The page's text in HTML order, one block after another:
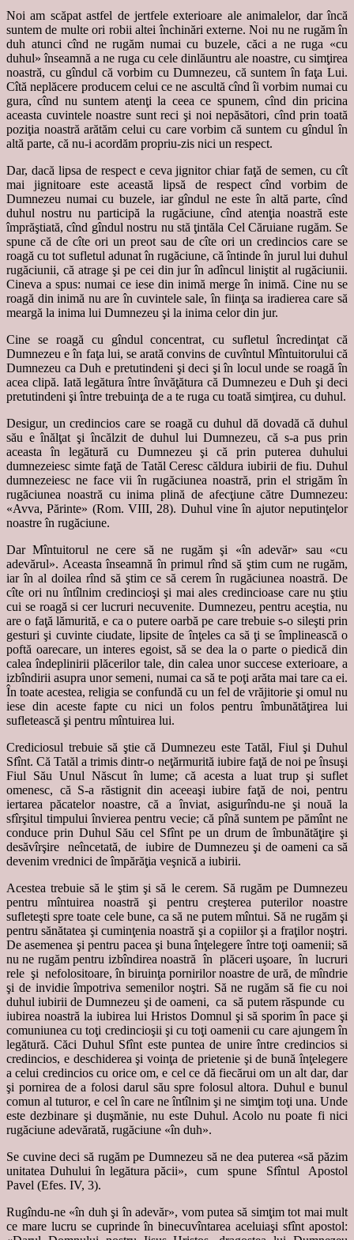
Noi am scăpat astfel de jertfele exterioare ale animalelor, dar încă
suntem de multe ori robii altei închinări externe. Noi nu ne rugăm în
duh atunci cînd ne rugăm numai cu buzele, căci a ne ruga «cu
duhul» înseamnă a ne ruga cu cele dinlăuntru ale noastre, cu simţirea
noastră, cu gîndul că vorbim cu Dumnezeu, că suntem în faţa Lui.
Cîtă neplăcere producem celui ce ne ascultă cînd îi vorbim numai cu
gura, cînd nu suntem atenţi la ceea ce spunem, cînd din pricina
aceasta cuvintele noastre sunt reci şi noi nepăsători, cînd prin toată
poziţia noastră arătăm celui cu care vorbim că suntem cu gîndul în
altă parte, că nu-i acordăm propriu-zis nici un respect.
Dar, dacă lipsa de respect e ceva jignitor chiar faţă de semen, cu cît
mai jignitoare este această lipsă de respect cînd vorbim de
Dumnezeu numai cu buzele, iar gîndul ne este în altă parte, cînd
duhul nostru nu participă la rugăciune, cînd atenţia noastră este
împrăştiată, cînd gîndul nostru nu stă ţintăla Cel Căruiane rugăm. Se
spune că de cîte ori un preot sau de cîte ori un credincios care se
roagă cu tot sufletul adunat în rugăciune, că întinde în jurul lui duhul
rugăciunii, că atrage şi pe cei din jur în adîncul liniştit al rugăciunii.
Cineva a spus: numai ce iese din inimă merge în inimă. Cine nu se
roagă din inimă nu are în cuvintele sale, în fiinţa sa iradierea care să
meargă la inima lui Dumnezeu şi la inima celor din jur.
Cine se roagă cu gîndul concentrat, cu sufletul încredinţat că
Dumnezeu e în faţa lui, se arată convins de cuvîntul Mîntuitorului că
Dumnezeu ca Duh e pretutindeni şi deci şi în locul unde se roagă în
acea clipă. Iată legătura între învăţătura că Dumnezeu e Duh şi deci
pretutindeni şi între trebuinţa de a te ruga cu toată simţirea, cu duhul.
Desigur, un credincios care se roagă cu duhul dă dovadă că duhul
său e înălţat şi încălzit de duhul lui Dumnezeu, că s-a pus prin
aceasta în legătură cu Dumnezeu şi că prin puterea duhului
dumnezeiesc simte faţă de Tatăl Ceresc căldura iubirii de fiu. Duhul
dumnezeiesc ne face vii în rugăciunea noastră, prin el strigăm în
rugăciunea noastră cu inima plină de afecţiune către Dumnezeu:
«Avva, Părinte» (Rom. VIII, 28). Duhul vine în ajutor neputinţelor
noastre în rugăciune.
Dar Mîntuitorul ne cere să ne rugăm şi «în adevăr» sau «cu
adevărul». Aceasta înseamnă în primul rînd să ştim cum ne rugăm,
iar în al doilea rînd să ştim ce să cerem în rugăciunea noastră. De
cîte ori nu întîlnim credincioşi şi mai ales credincioase care nu ştiu
cui se roagă si cer lucruri necuvenite. Dumnezeu, pentru aceştia, nu
are o faţă lămurită, e ca o putere oarbă pe care trebuie s-o sileşti prin
gesturi şi cuvinte ciudate, lipsite de înţeles ca să ţi se împlinească o
poftă oarecare, un interes egoist, să se dea la o parte o piedică din
calea îndeplinirii plăcerilor tale, din calea unor succese exterioare, a
izbîndirii asupra unor semeni, numai ca să te poţi arăta mai tare ca ei.
În toate acestea, religia se confundă cu un fel de vrăjitorie şi omul nu
iese din aceste fapte cu nici un folos pentru îmbunătăţirea lui
sufletească şi pentru mîntuirea lui.
Crediciosul trebuie să ştie că Dumnezeu este Tatăl, Fiul şi Duhul
Sfînt. Că Tatăl a trimis dintr-o neţărmurită iubire faţă de noi pe însuşi
Fiul Său Unul Născut în lume; că acesta a luat trup şi suflet
omenesc, că S-a răstignit din aceeaşi iubire faţă de noi, pentru
iertarea păcatelor noastre, că a înviat, asigurîndu-ne şi nouă la
sfîrşitul timpului învierea pentru vecie; că pînă suntem pe pămînt ne
conduce prin Duhul Său cel Sfînt pe un drum de îmbunătăţire şi
desăvîrşire neîncetată, de iubire de Dumnezeu şi de oameni ca să
devenim vrednici de împărăţia veşnică a iubirii.
Acestea trebuie să le ştim şi să le cerem. Să rugăm pe Dumnezeu
pentru mîntuirea noastră şi pentru creşterea puterilor noastre
sufleteşti spre toate cele bune, ca să ne putem mîntui. Să ne rugăm şi
pentru sănătatea şi cuminţenia noastră şi a copiilor şi a fraţilor noştri.
De asemenea şi pentru pacea şi buna înţelegere între toţi oamenii; să
nu ne rugăm pentru izbîndirea noastră în plăceri uşoare, în lucruri
rele şi nefolositoare, în biruinţa pornirilor noastre de ură, de mîndrie
şi de invidie împotriva semenilor noştri. Să ne rugăm să fie cu noi
duhul iubirii de Dumnezeu şi de oameni, ca să putem răspunde cu
iubirea noastră la iubirea lui Hristos Domnul şi să sporim în pace şi
comuniunea cu toţi credincioşii şi cu toţi oamenii cu care ajungem în
legătură. Căci Duhul Sfînt este puntea de unire între credincios si
credincios, e deschiderea şi voinţa de prietenie şi de bună înţelegere
a celui credincios cu orice om, e cel ce dă fiecărui om un alt dar, dar
şi pornirea de a folosi darul său spre folosul altora. Duhul e bunul
comun al tuturor, e cel în care ne întîlnim şi ne simţim toţi una. Unde
este dezbinare şi duşmănie, nu este Duhul. Acolo nu poate fi nici
rugăciune adevărată, rugăciune «în duh».
Se cuvine deci să rugăm pe Dumnezeu să ne dea puterea «să păzim
unitatea Duhului în legătura păcii», cum spune Sfîntul Apostol
Pavel (Efes. IV, 3).
Rugîndu-ne «în duh şi în adevăr», vom putea să simţim tot mai mult
ce mare lucru se cuprinde în binecuvîntarea aceluiaşi sfînt apostol: